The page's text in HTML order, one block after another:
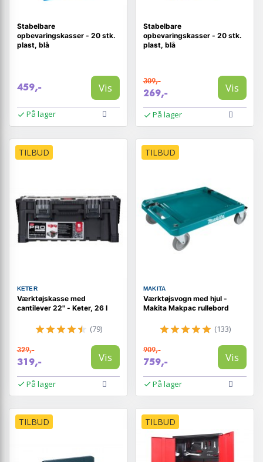
Stabelbare
opbevaringskasser - 20 stk.
plast, blå
459,- Vis
På lager
Stabelbare
opbevaringskasser - 20 stk.
plast, blå
309,-
269,- Vis
På lager
TILBUD
KETER
Værktøjskasse med
cantilever 22" - Keter, 26 l
(79)
329,-
319,- Vis
På lager
TILBUD
MAKITA
Værktøjsvogn med hjul -
Makita Makpac rullebord
(133)
909,-
759,- Vis
På lager
TILBUD TILBUD